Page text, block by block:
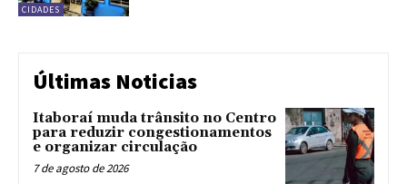
CIDADES
Últimas Noticias
Itaboraí muda trânsito no Centro
para reduzir congestionamentos
e organizar circulação
7 de agosto de 2026